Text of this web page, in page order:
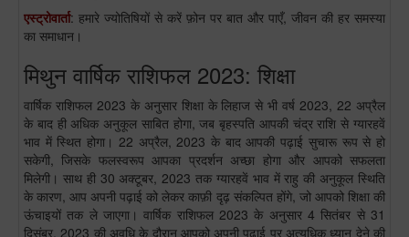
एस्ट्रोवार्ता: हमारे ज्योतिषियों से करें फ़ोन पर बात और पाएँ, जीवन की हर समस्या
का समाधान।
मिथुन वार्षिक राशिफल 2023: शिक्षा
वार्षिक राशिफल 2023 के अनुसार शिक्षा के लिहाज से भी वर्ष 2023, 22 अप्रैल
के बाद ही अधिक अनुकूल साबित होगा, जब बृहस्पति आपकी चंद्र राशि से ग्यारहवें
भाव में स्थित होगा। 22 अप्रैल, 2023 के बाद आपकी पढ़ाई सुचारू रूप से हो
सकेगी, जिसके फलस्वरूप आपका प्रदर्शन अच्छा होगा और आपको सफलता
मिलेगी। साथ ही 30 अक्टूबर, 2023 तक ग्यारहवें भाव में राहु की अनुकूल स्थिति
के कारण, आप अपनी पढ़ाई को लेकर काफ़ी दृढ़ संकल्पित होंगे, जो आपको शिक्षा की
ऊंचाइयों तक ले जाएगा। वार्षिक राशिफल 2023 के अनुसार 4 सितंबर से 31
दिसंबर, 2023 की अवधि के दौरान आपको अपनी पढ़ाई पर अत्यधिक ध्यान देने की